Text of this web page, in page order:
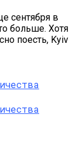
сентября в
больше. Хотя
поесть, Kyiv